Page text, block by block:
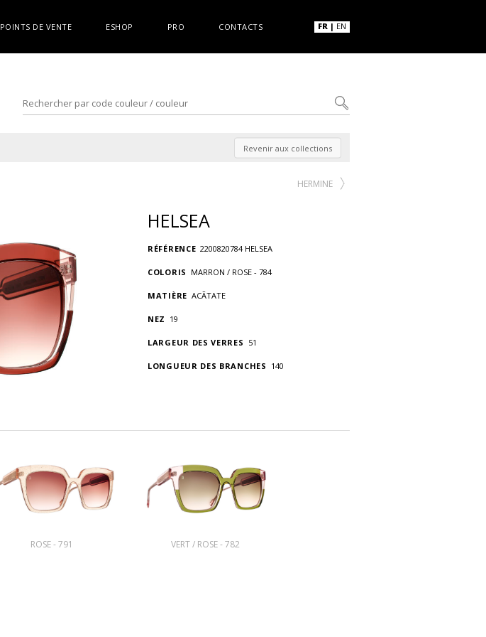
POINTS DE VENTE ESHOP PRO CONTACTS FR | EN
Revenir aux collections
HERMINE
HELSEA
RÉFÉRENCE 2200820784 HELSEA
COLORIS MARRON / ROSE - 784
MATIÈRE ACÃTATE
NEZ 19
LARGEUR DES VERRES 51
LONGUEUR DES BRANCHES 140
ROSE - 791 VERT / ROSE - 782